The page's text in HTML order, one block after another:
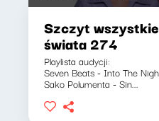
Szczyt
świata 274
Playlista audycji:
Seven Beats - Into The
Sako Polumenta - Sin...